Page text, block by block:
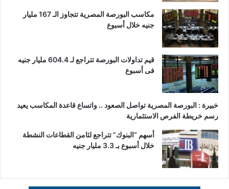
مكاسب البورصة المصرية تتجاوز الـ 167 مليار
جنيه خلال أسبوع
قيم تداولات البورصة تتراجع لـ 604.4 مليار جنيه
فى أسبوع
خبيرة : البورصة المصرية تواصل الصعود .. واتساع قاعدة المكاسب يعيد
رسم خريطة الفرص الاستثمارية
أسهم “البنوك” تتراجع لثامن القطاعات النشطة
خلال أسبوع بـ 3.3 مليار جنيه